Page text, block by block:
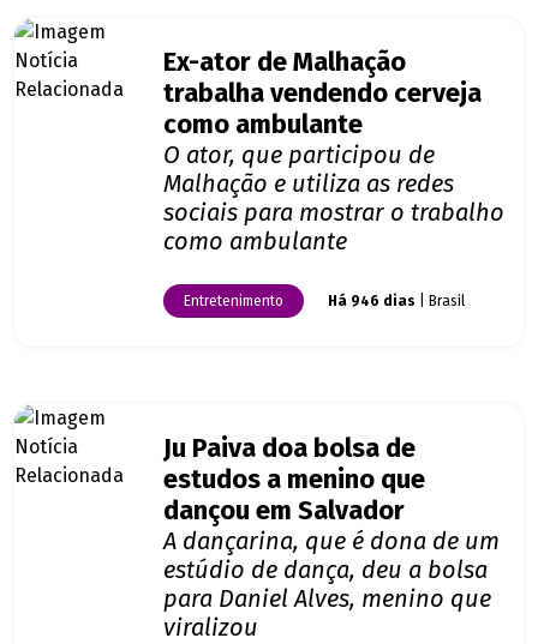
Ex-ator de Malhação
trabalha vendendo cerveja
como ambulante
O ator, que participou de
Malhação e utiliza as redes
sociais para mostrar o trabalho
como ambulante
Entretenimento Há 946 dias | Brasil
Ju Paiva doa bolsa de
estudos a menino que
dançou em Salvador
A dançarina, que é dona de um
estúdio de dança, deu a bolsa
para Daniel Alves, menino que
viralizou